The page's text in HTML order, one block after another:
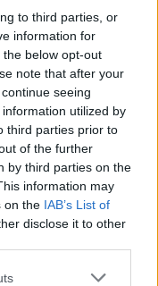
to third parties, or
information for
below opt-out
note that after your
seeing
utilized by
third parties prior to
of the further
by third parties on the
information may
on the IAB’s List of
disclose it to other
or more Google
δύο δόσεις.
πρωτοκαθεδρία
τυρί από
της πιο ήπιας
αγαπώ καθόλου,
Όποιο τυρί κι αν
χλωρό και
Αποφάσισα
κρεμμύδια, ενώ
μανιτάρια.